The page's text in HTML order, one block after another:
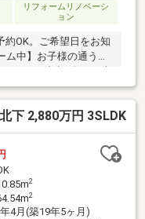
リフォームリノベーシ
ョン
OK。ご希望日をお知
中】お子様の通う学
下 2,880万円 3SLDK
2
2
4月(築19年5ヶ月)